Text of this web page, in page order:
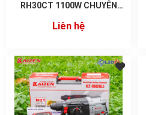
RH30CT 1100W CHUYÊN
Liên hệ